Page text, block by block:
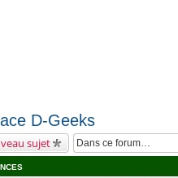
D-Geeks
sujet